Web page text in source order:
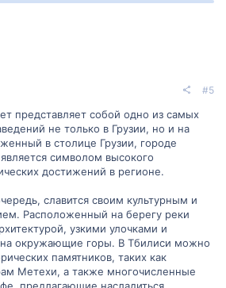
#5
представляет собой одно из самых
не только в Грузии, но и на
в столице Грузии, городе
символом высокого
достижений в регионе.
славится своим культурным и
Расположенный на берегу реки
узкими улочками и
окружающие горы. В Тбилиси можно
памятников, таких как
Метехи, а также многочисленные
предлагающие насладиться